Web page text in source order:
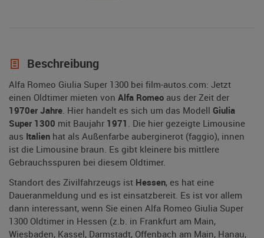
Beschreibung
Alfa Romeo Giulia Super 1300 bei film-autos.com: Jetzt
einen Oldtimer mieten von Alfa Romeo aus der Zeit der
1970er Jahre. Hier handelt es sich um das Modell Giulia
Super 1300 mit Baujahr 1971 . Die hier gezeigte Limousine
aus Italien hat als Außenfarbe auberginerot (faggio), innen
ist die Limousine braun. Es gibt kleinere bis mittlere
Gebrauchsspuren bei diesem Oldtimer.
Standort des Zivilfahrzeugs ist Hessen, es hat eine
Daueranmeldung und es ist einsatzbereit. Es ist vor allem
dann interessant, wenn Sie einen Alfa Romeo Giulia Super
1300 Oldtimer in Hessen (z.b. in Frankfurt am Main,
Wiesbaden, Kassel, Darmstadt, Offenbach am Main, Hanau,